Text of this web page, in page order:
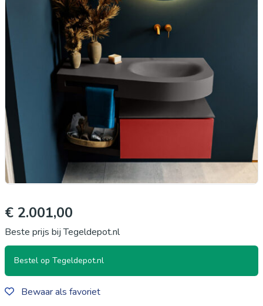
€ 2.001,00
Beste prijs bij Tegeldepot.nl
Bestel op Tegeldepot.nl
Bewaar als favoriet